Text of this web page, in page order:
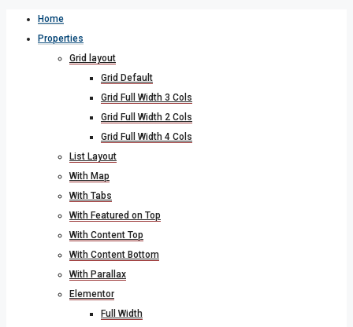
Home
Properties
Grid layout
Grid Default
Grid Full Width 3 Cols
Grid Full Width 2 Cols
Grid Full Width 4 Cols
List Layout
With Map
With Tabs
With Featured on Top
With Content Top
With Content Bottom
With Parallax
Elementor
Full Width